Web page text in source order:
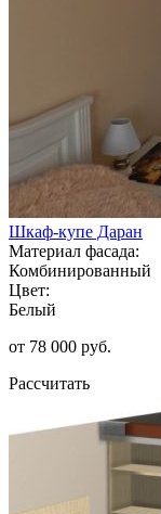
Шкаф-купе Даран
Материал фасада:
Комбинированный
Цвет:
Белый
от 78 000 руб.
Рассчитать